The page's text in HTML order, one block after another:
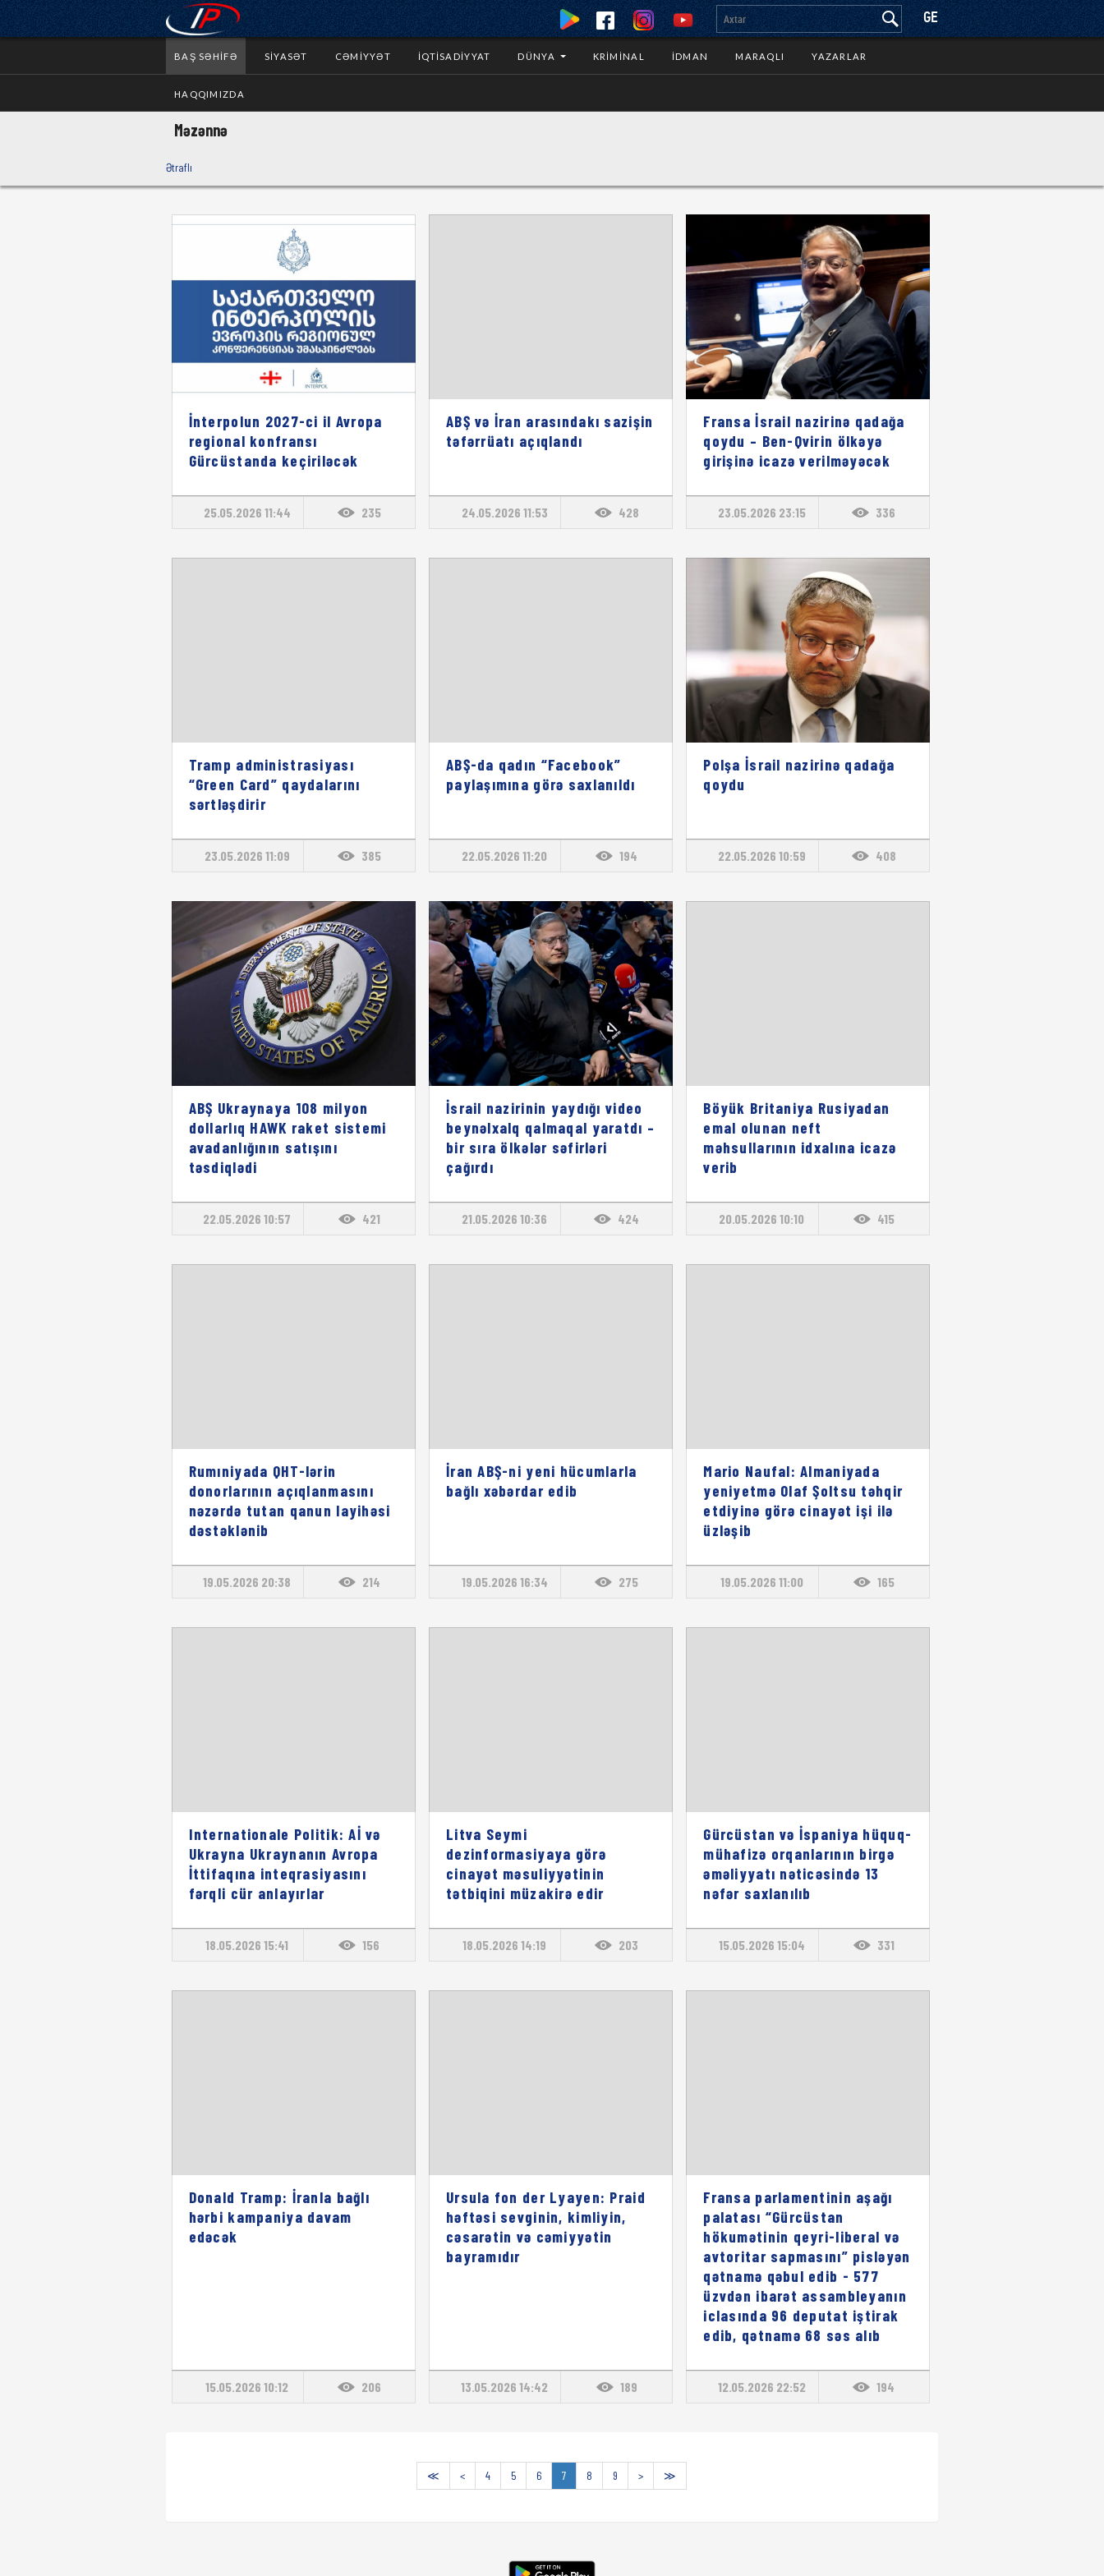
GE
BAŞ SƏHIFƏ SIYASƏT CƏMIYYƏT İQTISADIYYAT DÜNYA KRIMINAL İDMAN MARAQLI YAZARLAR
HAQQIMIZDA
Məzənnə
Ətraflı
İnterpolun 2027-ci il Avropa
regional konfransı
Gürcüstanda keçiriləcək
25.05.2026 11:44 235
ABŞ və İran arasındakı sazişin
təfərrüatı açıqlandı
24.05.2026 11:53 428
Fransa İsrail nazirinə qadağa
qoydu – Ben-Qvirin ölkəyə
girişinə icazə verilməyəcək
23.05.2026 23:15 336
Tramp administrasiyası
“Green Card” qaydalarını
sərtləşdirir
23.05.2026 11:09 385
ABŞ-da qadın “Facebook”
paylaşımına görə saxlanıldı
22.05.2026 11:20 194
Polşa İsrail nazirinə qadağa
qoydu
22.05.2026 10:59 408
ABŞ Ukraynaya 108 milyon
dollarlıq HAWK raket sistemi
avadanlığının satışını
təsdiqlədi
22.05.2026 10:57 421
İsrail nazirinin yaydığı video
beynəlxalq qalmaqal yaratdı –
bir sıra ölkələr səfirləri
çağırdı
21.05.2026 10:36 424
Böyük Britaniya Rusiyadan
emal olunan neft
məhsullarının idxalına icazə
verib
20.05.2026 10:10 415
Rumıniyada QHT-lərin
donorlarının açıqlanmasını
nəzərdə tutan qanun layihəsi
dəstəklənib
19.05.2026 20:38 214
İran ABŞ-ni yeni hücumlarla
bağlı xəbərdar edib
19.05.2026 16:34 275
Mario Naufal: Almaniyada
yeniyetmə Olaf Şoltsu təhqir
etdiyinə görə cinayət işi ilə
üzləşib
19.05.2026 11:00 165
Internationale Politik: Aİ və
Ukrayna Ukraynanın Avropa
İttifaqına inteqrasiyasını
fərqli cür anlayırlar
18.05.2026 15:41 156
Litva Seymi
dezinformasiyaya görə
cinayət məsuliyyətinin
tətbiqini müzakirə edir
18.05.2026 14:19 203
Gürcüstan və İspaniya hüquq-
mühafizə orqanlarının birgə
əməliyyatı nəticəsində 13
nəfər saxlanılıb
15.05.2026 15:04 331
Donald Tramp: İranla bağlı
hərbi kampaniya davam
edəcək
15.05.2026 10:12 206
Ursula fon der Lyayen: Praid
həftəsi sevginin, kimliyin,
cəsarətin və cəmiyyətin
bayramıdır
13.05.2026 14:42 189
Fransa parlamentinin aşağı
palatası “Gürcüstan
hökumətinin qeyri-liberal və
avtoritar sapmasını” pisləyən
qətnamə qəbul edib - 577
üzvdən ibarət assambleyanın
iclasında 96 deputat iştirak
edib, qətnamə 68 səs alıb
12.05.2026 22:52 194
≪ < 4 5 6 7 8 9 > ≫